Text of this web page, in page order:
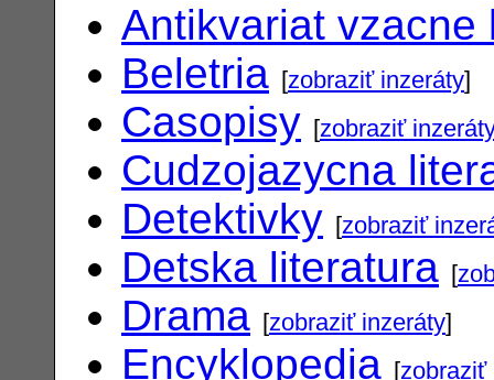
Antikvariat vzacne
Beletria [zobraziť inzeráty]
Casopisy [zobraziť
Cudzojazycna
Detektivky [zobraziť
Detska literatura [
Drama [zobraziť inzeráty]
Encyklopedia [zobraziť